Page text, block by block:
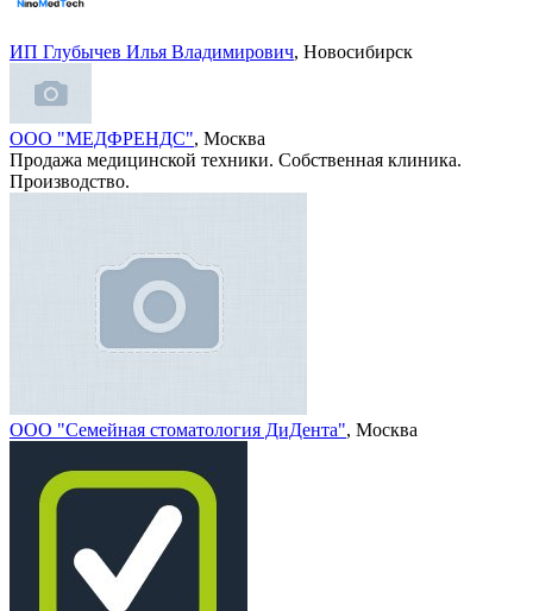
ИП Глубычев Илья Владимирович, Новосибирск
ООО "МЕДФРЕНДС", Москва
Продажа медицинской техники. Собственная клиника.
Производство.
ООО "Семейная стоматология ДиДента", Москва